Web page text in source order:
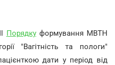
Порядкуформування МВТН
"Вагітність та пологи"
дати у період від